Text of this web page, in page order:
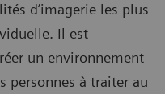
d’imagerie les plus
Il est
un environnement
personnes à traiter au